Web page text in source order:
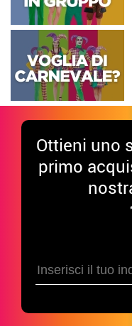
Ottieni uno
primo